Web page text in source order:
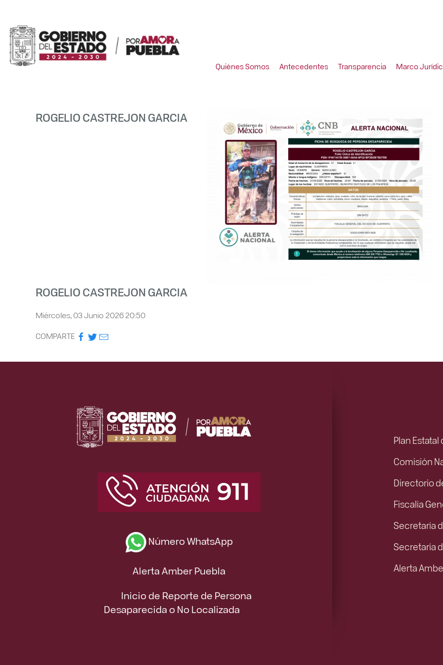
Quiénes Somos Antecedentes Transparencia Marco
ROGELIO CASTREJON GARCIA
ROGELIO CASTREJON GARCIA
Miércoles, 03 Junio 2026 20:50
COMPARTE
Número WhatsApp
Alerta Amber Puebla
Inicio de Reporte de Persona
Desaparecida o No Localizada
Plan
Comisión
Directorio
Fiscalía
Secretaría
Secretaría
Alerta